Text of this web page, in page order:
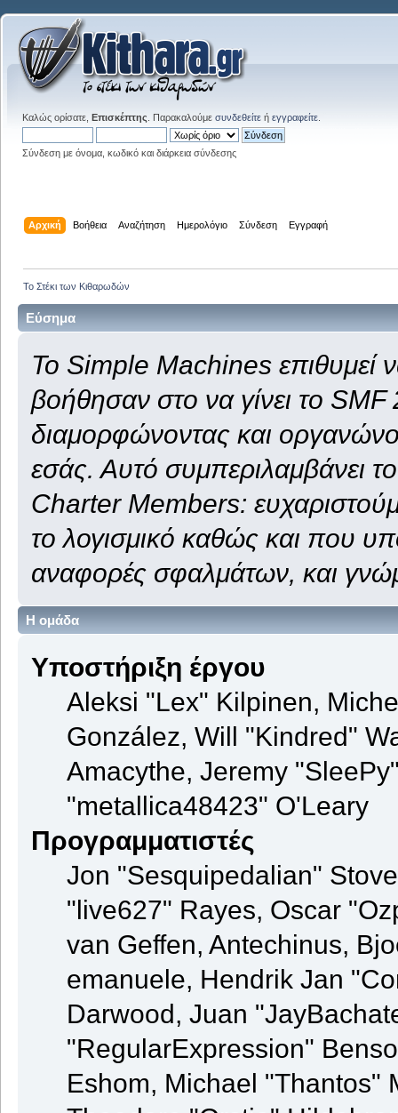
Καλώς ορίσατε, Επισκέπτης . Παρακαλούμε συνδεθείτε ή εγγραφείτε
Σύνδεση με όνομα, κωδικό και διάρκεια σύνδεσης
Αρχική Βοήθεια Αναζήτηση Ημερολόγιο Σύνδεση Εγγραφή
Το Στέκι των Κιθαρωδών
Εύσημα
Το Simple Machines επιθυμεί
βοήθησαν στο να γίνει το
διαμορφώνοντας και
εσάς. Αυτό συμπεριλαμβάνει
Charter Members:
το λογισμικό καθώς και που
αναφορές σφαλμάτων, και
Η ομάδα
Υποστήριξη έργου
Aleksi "Lex" Kilpinen,
González, Will "Kindred"
Amacythe, Jeremy
"metallica48423" O'Leary
Προγραμματιστές
Jon "Sesquipedalian"
"live627" Rayes, Oscar
van Geffen, Antechinus,
emanuele, Hendrik Jan
Darwood, Juan
"RegularExpression"
Eshom, Michael "Thantos"